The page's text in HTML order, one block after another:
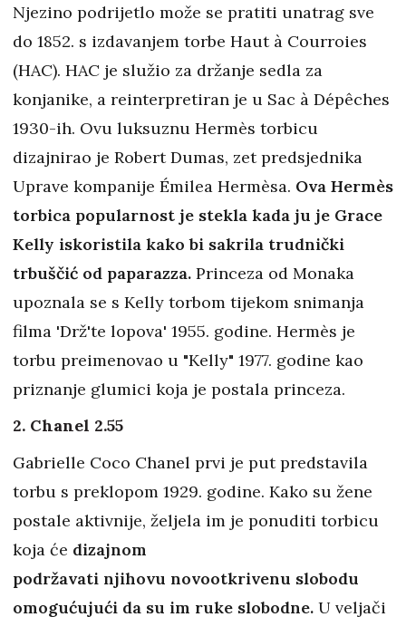
Njezino podrijetlo može se pratiti unatrag sve
do 1852. s izdavanjem torbe Haut à Courroies
(HAC). HAC je služio za držanje sedla za
konjanike, a reinterpretiran je u Sac à Dépêches
1930-ih. Ovu luksuznu Hermès torbicu
dizajnirao je Robert Dumas, zet predsjednika
Uprave kompanije Émilea Hermèsa. Ova Hermès
torbica popularnost je stekla kada ju je Grace
Kelly iskoristila kako bi sakrila trudnički
trbuščić od paparazza. Princeza od Monaka
upoznala se s Kelly torbom tijekom snimanja
filma 'Drž'te lopova' 1955. godine. Hermès je
torbu preimenovao u "Kelly" 1977. godine kao
priznanje glumici koja je postala princeza.
2. Chanel 2.55
Gabrielle Coco Chanel prvi je put predstavila
torbu s preklopom 1929. godine. Kako su žene
postale aktivnije, željela im je ponuditi torbicu
koja će dizajnom
podržavati njihovu novootkrivenu slobodu
omogućujući da su im ruke slobodne. U veljači